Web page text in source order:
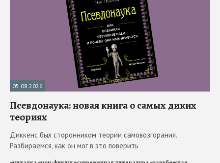
05.08.2026
Псевдонаука: новая книга о самых диких
теориях
Диккенс был сторонником теории самовозгорания.
Разбираемся, как он мог в это поверить